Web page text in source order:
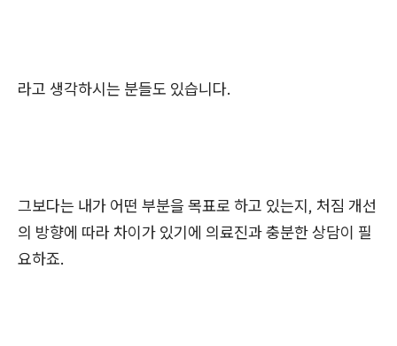
라고 생각하시는 분들도 있습니다.
그보다는 내가 어떤 부분을 목표로 하고 있는지, 처짐 개선
의 방향에 따라 차이가 있기에 의료진과 충분한 상담이 필
요하죠.